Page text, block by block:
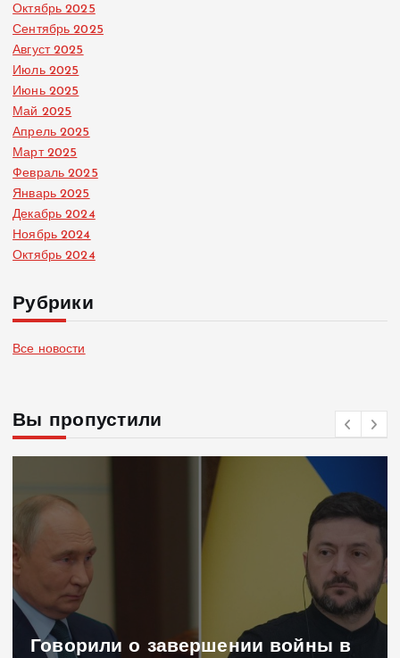
Октябрь 2025
Сентябрь 2025
Август 2025
Июль 2025
Июнь 2025
Май 2025
Апрель 2025
Март 2025
Февраль 2025
Январь 2025
Декабрь 2024
Ноябрь 2024
Октябрь 2024
Рубрики
Все новости
Вы пропустили
Говорили о завершении войны в